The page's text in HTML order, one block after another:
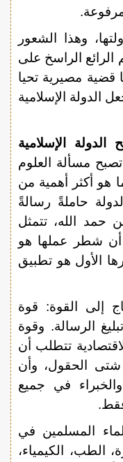
وهذا الشعور
الرائع الراسخ على
قضية مصيرية تحيا
الدولة الإسلامية
الإسلامية
تصبح مسألة العلوم
هو أكثر أهمية من
حاملةً رسالةً
حمد الله، تتمثل
أن شطر عملها هو
الأول هو تطبيق
إلى القوة: قوة
الرسالة. وقوة
تتطلب أن
شتى الحقول، وأن
في جميع
المسلمين في
الطب، الكيمياء،